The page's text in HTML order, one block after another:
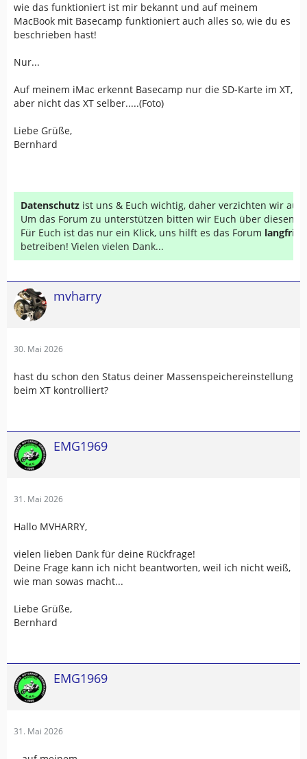
wie das funktioniert ist mir bekannt und auf meinem
MacBook mit Basecamp funktioniert auch alles so, wie du es
beschrieben hast!
Nur...
Auf meinem iMac erkennt Basecamp nur die SD-Karte im XT,
aber nicht das XT selber.....(Foto)
Liebe Grüße,
Bernhard
Datenschutz ist uns & Euch wichtig, daher verzichten wir auf
Um das Forum zu unterstützen bitten wir Euch über diesen
Für Euch ist das nur ein Klick, uns hilft es das Forum
betreiben! Vielen vielen Dank...
mvharry
30. Mai 2026
hast du schon den Status deiner Massenspeichereinstellung
beim XT kontrolliert?
EMG1969
31. Mai 2026
Hallo MVHARRY,
vielen lieben Dank für deine Rückfrage!
Deine Frage kann ich nicht beantworten, weil ich nicht weiß,
wie man sowas macht...
Liebe Grüße,
Bernhard
EMG1969
31. Mai 2026